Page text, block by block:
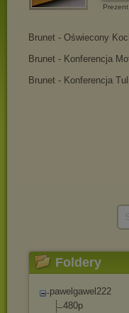
Prezent
Foldery
pawelgawel222
480p